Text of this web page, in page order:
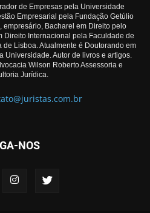
de Empresas pela Universidade
Empresarial pela Fundação Getúlio
empresário, Bacharel em Direito pelo
Direito Internacional pela Faculdade de
Lisboa. Atualmente é Doutorando em
Universidade. Autor de livros e artigos.
Wilson Roberto Assessoria e
Jurídica.
NOS